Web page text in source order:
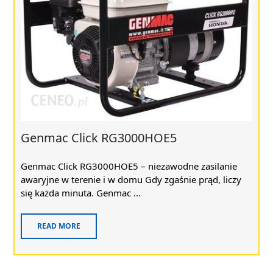
Genmac Click RG3000HOE5
Genmac Click RG3000HOE5 – niezawodne zasilanie
awaryjne w terenie i w domu Gdy zgaśnie prąd, liczy
się każda minuta. Genmac ...
READ MORE